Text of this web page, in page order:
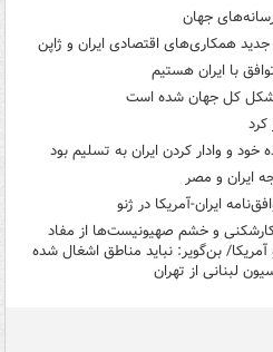
رسانه‌های جهان
همکاری‌های اقتصادی ایران و ژاپن
با ایران هستیم
کل جهان شده است
کرد
و وادار کردن ایران به تسلیم بود
ایران و مصر
ایران-آمریکا در ژنو
و خشم صهیونیست‌ها از مفاد
آمریکا/ بن‌گویر: نباید مناطق اشغال شده
لبنانی از تهران